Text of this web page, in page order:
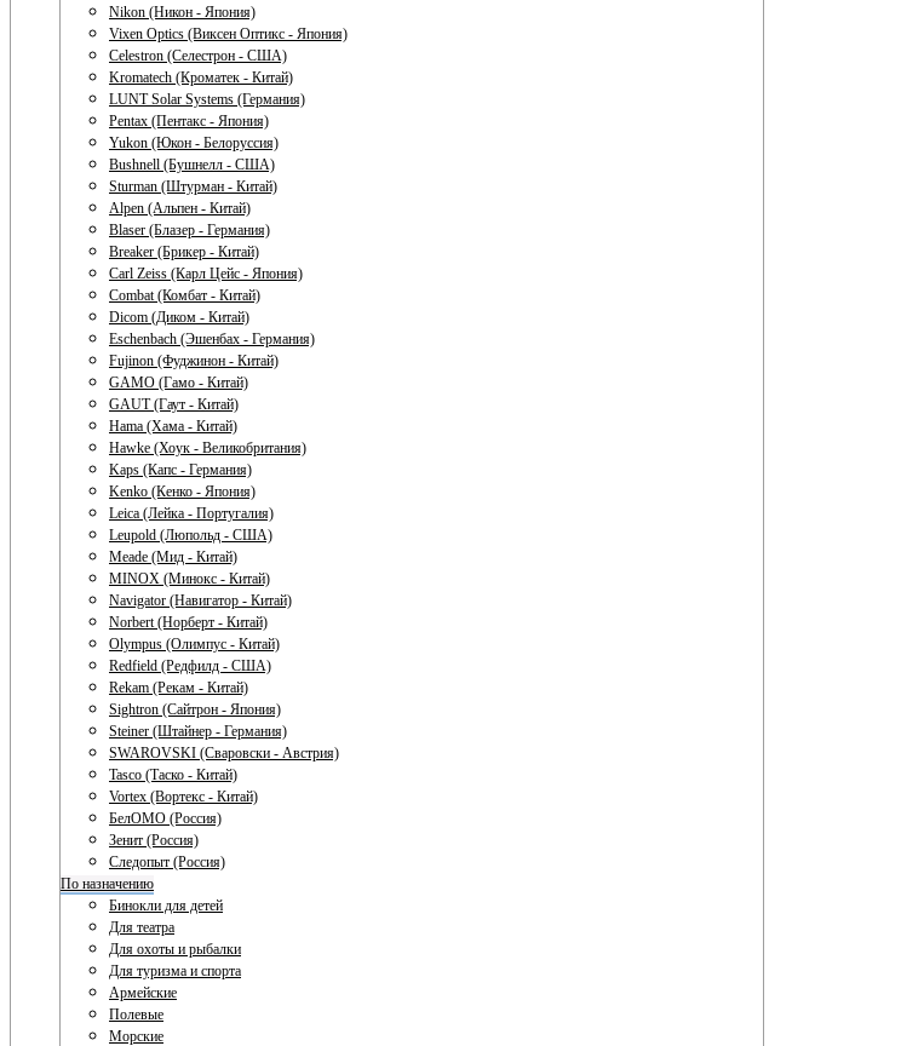
Nikon (Никон - Япония)
Vixen Optics (Виксен Оптикс - Япония)
Celestron (Селестрон - США)
Kromatech (Кроматек - Китай)
LUNT Solar Systems (Германия)
Pentax (Пентакс - Япония)
Yukon (Юкон - Белоруссия)
Bushnell (Бушнелл - США)
Sturman (Штурман - Китай)
Alpen (Альпен - Китай)
Blaser (Блазер - Германия)
Breaker (Брикер - Китай)
Carl Zeiss (Карл Цейс - Япония)
Combat (Комбат - Китай)
Dicom (Диком - Китай)
Eschenbach (Эшенбах - Германия)
Fujinon (Фуджинон - Китай)
GAMO (Гамо - Китай)
GAUT (Гаут - Китай)
Hama (Хама - Китай)
Hawke (Хоук - Великобритания)
Kaps (Капс - Германия)
Kenko (Кенко - Япония)
Leica (Лейка - Португалия)
Leupold (Люпольд - США)
Meade (Мид - Китай)
MINOX (Минокс - Китай)
Navigator (Навигатор - Китай)
Norbert (Норберт - Китай)
Olympus (Олимпус - Китай)
Redfield (Редфилд - США)
Rekam (Рекам - Китай)
Sightron (Сайтрон - Япония)
Steiner (Штайнер - Германия)
SWAROVSKI (Сваровски - Австрия)
Tasco (Таско - Китай)
Vortex (Вортекс - Китай)
БелОМО (Россия)
Зенит (Россия)
Следопыт (Россия)
По назначению
Бинокли для детей
Для театра
Для охоты и рыбалки
Для туризма и спорта
Армейские
Полевые
Морские